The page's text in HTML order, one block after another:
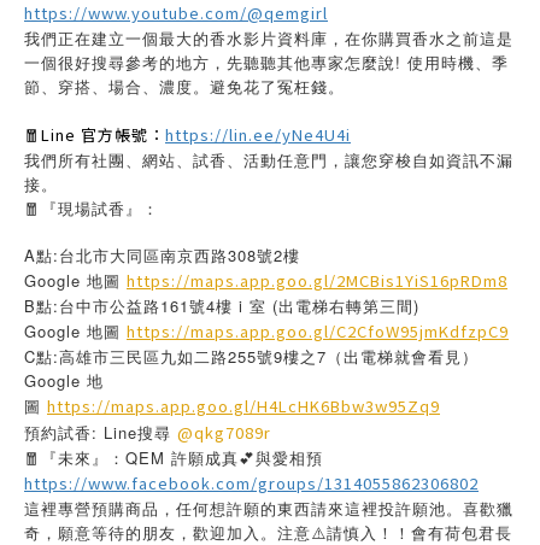
https://www.youtube.com/@qemgirl
我們正在建立一個最大的香水影片資料庫，在你購買香水之前這是
一個很好搜尋參考的地方，先聽聽其他專家怎麼說! 使用時機、季
節、穿搭、場合、濃度。避免花了冤枉錢。
🧧Line 官方帳號： https://lin.ee/yNe4U4i
我們所有社團、網站、試香、活動任意門，讓您穿梭自如資訊不漏
接。
🧧『現場試香』：
A點:台北市大同區南京西路308號2樓
Google 地圖 https://maps.app.goo.gl/2MCBis1YiS16pRDm8
B點:台中市公益路161號4樓 i 室 (出電梯右轉第三間)
Google 地圖 https://maps.app.goo.gl/C2CfoW95jmKdfzpC9
C點:高雄市三民區九如二路255號9樓之7（出電梯就會看見）
Google 地
圖 https://maps.app.goo.gl/H4LcHK6Bbw3w95Zq9
預約試香: Line搜尋 @qkg7089r
🧧『未來』：QEM 許願成真💕與愛相預
https://www.facebook.com/groups/1314055862306802
這裡專營預購商品，任何想許願的東西請來這裡投許願池。喜歡獵
奇，願意等待的朋友，歡迎加入。注意⚠️請慎入！！會有荷包君長